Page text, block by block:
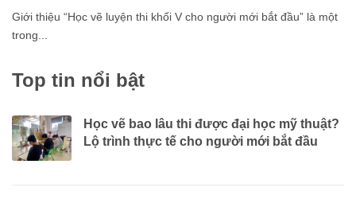
Giới thiệu “Học vẽ luyện thi khối V cho người mới bắt đầu” là một
trong...
Top tin nổi bật
Học vẽ bao lâu thi được đại học mỹ thuật?
Lộ trình thực tế cho người mới bắt đầu